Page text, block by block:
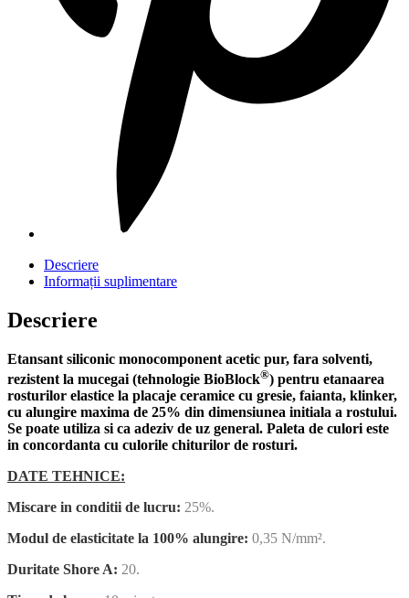
Descriere
Informații suplimentare
Descriere
Etansant siliconic monocomponent acetic pur, fara solventi,
rezistent la mucegai (tehnologie BioBlock®) pentru etanaarea
rosturilor elastice la placaje ceramice cu gresie, faianta, klinker,
cu alungire maxima de 25% din dimensiunea initiala a rostului.
Se poate utiliza si ca adeziv de uz general. Paleta de culori este
in concordanta cu culorile chiturilor de rosturi.
DATE TEHNICE:
Miscare in conditii de lucru: 25%.
Modul de elasticitate la 100% alungire: 0,35 N/mm².
Duritate Shore A: 20.